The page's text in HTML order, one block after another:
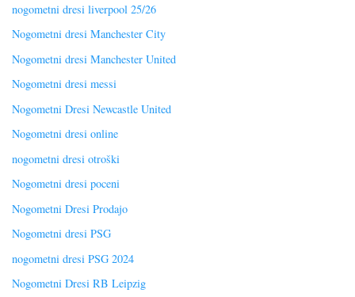
nogometni dresi liverpool 25/26
Nogometni dresi Manchester City
Nogometni dresi Manchester United
Nogometni dresi messi
Nogometni Dresi Newcastle United
Nogometni dresi online
nogometni dresi otroški
Nogometni dresi poceni
Nogometni Dresi Prodajo
Nogometni dresi PSG
nogometni dresi PSG 2024
Nogometni Dresi RB Leipzig